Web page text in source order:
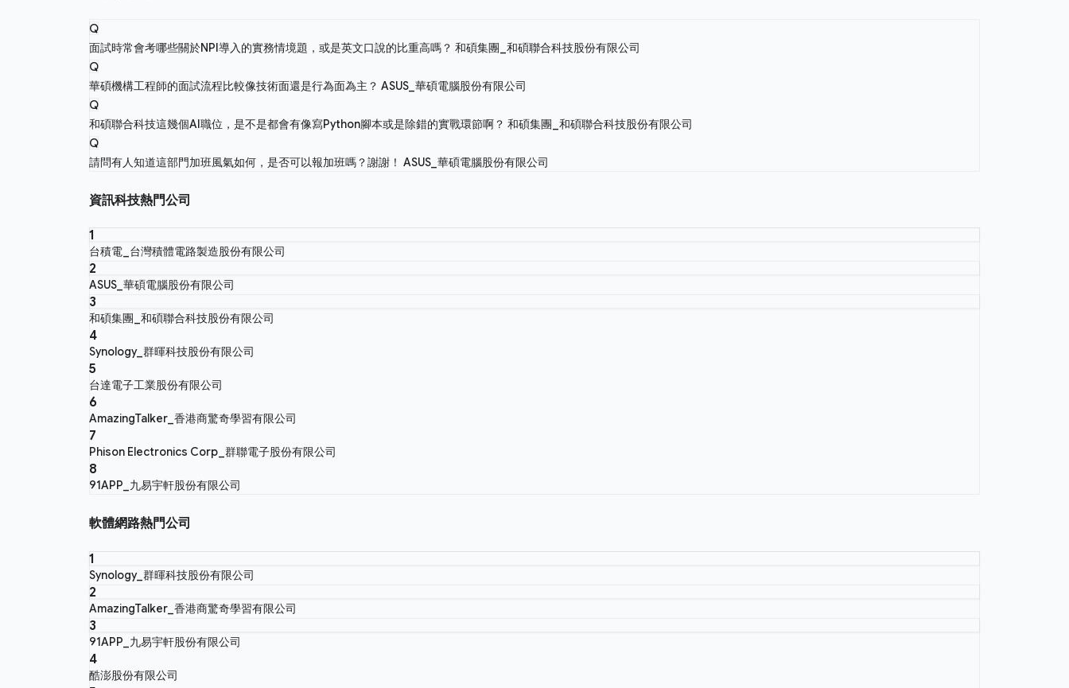
Q
面試時常會考哪些關於NPI導入的實務情境題，或是英文口說的比重高嗎？ 和碩集團_和碩聯合科技股份有限公司
Q
華碩機構工程師的面試流程比較像技術面還是行為面為主？ ASUS_華碩電腦股份有限公司
Q
和碩聯合科技這幾個AI職位，是不是都會有像寫Python腳本或是除錯的實戰環節啊？ 和碩集團_和碩聯合科技股份有限公司
Q
請問有人知道這部門加班風氣如何，是否可以報加班嗎？謝謝！ ASUS_華碩電腦股份有限公司
資訊科技熱門公司
1
台積電_台灣積體電路製造股份有限公司
2
ASUS_華碩電腦股份有限公司
3
和碩集團_和碩聯合科技股份有限公司
4
Synology_群暉科技股份有限公司
5
台達電子工業股份有限公司
6
AmazingTalker_香港商驚奇學習有限公司
7
Phison Electronics Corp_群聯電子股份有限公司
8
91APP_九易宇軒股份有限公司
軟體網路熱門公司
1
Synology_群暉科技股份有限公司
2
AmazingTalker_香港商驚奇學習有限公司
3
91APP_九易宇軒股份有限公司
4
酷澎股份有限公司